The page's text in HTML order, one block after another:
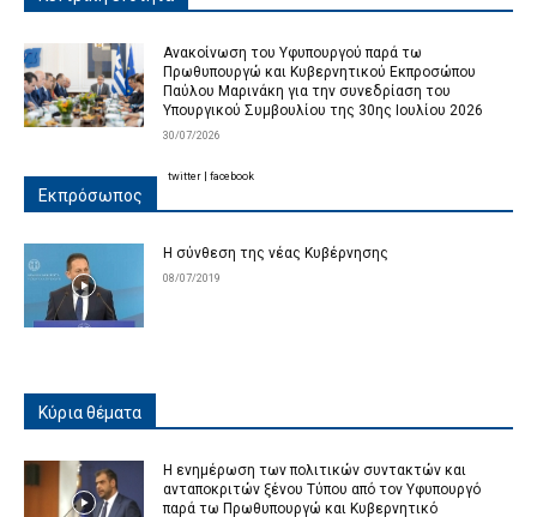
Ανακοίνωση του Υφυπουργού παρά τω
Πρωθυπουργώ και Κυβερνητικού Εκπροσώπου
Παύλου Μαρινάκη για την συνεδρίαση του
Υπουργικού Συμβουλίου της 30ης Ιουλίου 2026
30/07/2026
Εκπρόσωπος
Η σύνθεση της νέας Κυβέρνησης
08/07/2019
twitter facebook
Κύρια θέματα
Η ενημέρωση των πολιτικών συντακτών και
ανταποκριτών ξένου Τύπου από τον Υφυπουργό
παρά τω Πρωθυπουργώ και Κυβερνητικό